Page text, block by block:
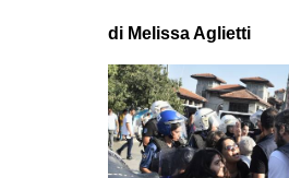
di Melissa Aglietti